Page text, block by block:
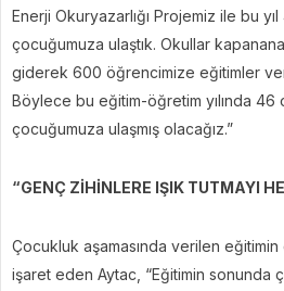
Enerji Okuryazarlığı Projemiz ile bu
çocuğumuza ulaştık. Okullar
giderek 600 öğrencimize eğitimler
Böylece bu eğitim-öğretim yılında 46
çocuğumuza ulaşmış olacağız.”
“GENÇ ZİHİNLERE IŞIK TUTMAYI
Çocukluk aşamasında verilen eğitimin
işaret eden Aytac, “Eğitimin sonunda